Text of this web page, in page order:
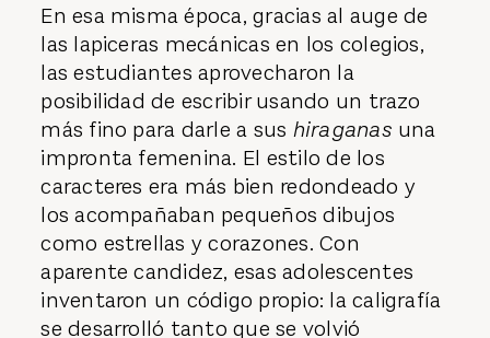
En esa misma época, gracias al auge de
las lapiceras mecánicas en los colegios,
las estudiantes aprovecharon la
posibilidad de escribir usando un trazo
más fino para darle a sus hiraganas una
impronta femenina. El estilo de los
caracteres era más bien redondeado y
los acompañaban pequeños dibujos
como estrellas y corazones. Con
aparente candidez, esas adolescentes
inventaron un código propio: la caligrafía
se desarrolló tanto que se volvió